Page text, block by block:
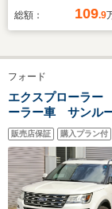
ラレコ クリアラン
ト オートハイビ
ム 車線逸脱警報
イドリングスト
オートエアコン
格納ドアミラー 横
り防止 禁煙車
総額： 109.9
フォード
エクスプローラ
ーラー車 サンル
販売店保証 購入プラン付